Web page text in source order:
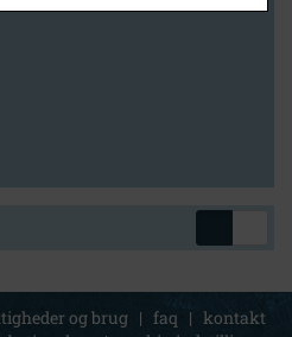
og brug | faq | kontakt